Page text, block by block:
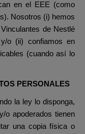
en el EEE (como
Nosotros (i) hemos
de Nestlé
o (ii) confiamos en
(cuando así lo
PERSONALES
la ley lo disponga,
o apoderados tienen
una copia física o